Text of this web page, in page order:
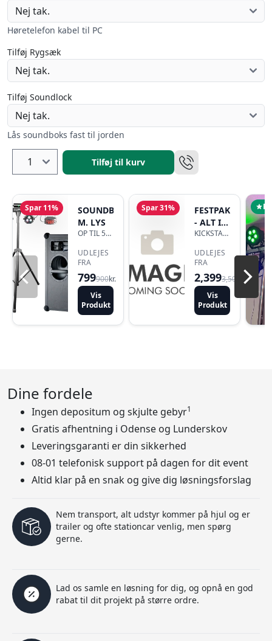
Høretelefon kabel til PC
Tilføj Rygsæk
Tilføj Soundlock
Lås soundboks fast til jorden
Tilføj til kurv
Spar 11%
SOUNDBOKS
M. LYS
OP TIL 50
UDLEJES
FRA
799900kr.
Vis
Produkt
Spar 31%
FESTPAKKEN
- ALT I
EN
KICKSTART
UDLEJES
FRA
2,3993,500
kr.
Vis
Produkt
Dine fordele
Ingen depositum og skjulte gebyr1
Gratis afhentning i Odense og Lunderskov
Leveringsgaranti er din sikkerhed
08-01 telefonisk support på dagen for dit event
Altid klar på en snak og give dig løsningsforslag
Nem transport, alt udstyr kommer på hjul og er
trailer og ofte stationcar venlig, men spørg
gerne.
Lad os samle en løsning for dig, og opnå en god
rabat til dit projekt på større ordre.